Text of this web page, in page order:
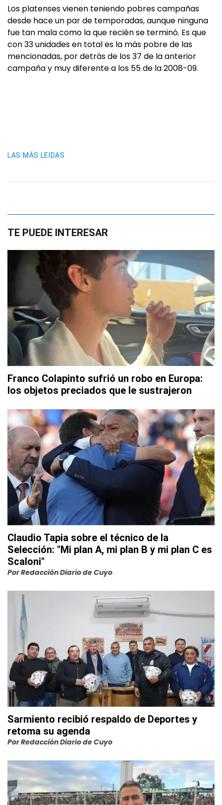
Los platenses vienen teniendo pobres campañas
desde hace un par de temporadas, aunque ninguna
fue tan mala como la que recién se terminó. Es que
con 33 unidades en total es la más pobre de las
mencionadas, por detrás de los 37 de la anterior
campaña y muy diferente a los 55 de la 2008-09.
LAS MÁS LEIDAS
TE PUEDE INTERESAR
Franco Colapinto sufrió un robo en Europa:
los objetos preciados que le sustrajeron
Claudio Tapia sobre el técnico de la
Selección: "Mi plan A, mi plan B y mi plan C es
Scaloni"
PorRedacción Diario de Cuyo
Sarmiento recibió respaldo de Deportes y
retoma su agenda
PorRedacción Diario de Cuyo